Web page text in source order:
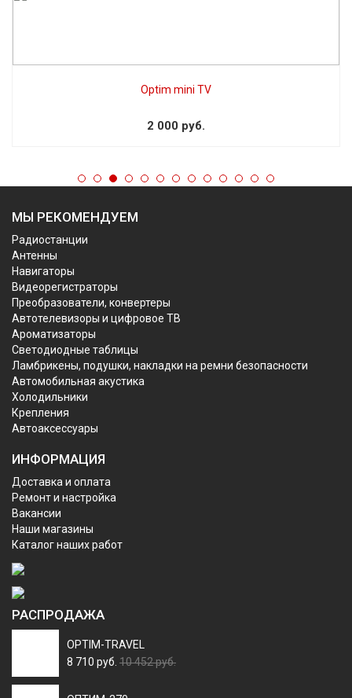
Optim mini TV
2 000 руб.
МЫ РЕКОМЕНДУЕМ
Радиостанции
Антенны
Навигаторы
Видеорегистраторы
Преобразователи, конвертеры
Автотелевизоры и цифровое ТВ
Ароматизаторы
Светодиодные таблицы
Ламбрикены, подушки, накладки на ремни безопасности
Автомобильная акустика
Холодильники
Крепления
Автоаксессуары
ИНФОРМАЦИЯ
Доставка и оплата
Ремонт и настройка
Вакансии
Наши магазины
Каталог наших работ
РАСПРОДАЖА
OPTIM-TRAVEL
8 710 руб. 10 452 руб.